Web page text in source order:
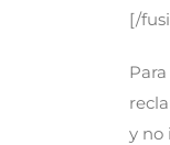
[/
Para
y no